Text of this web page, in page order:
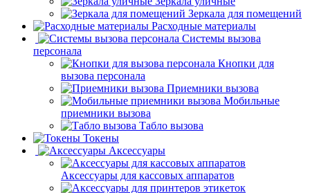
Зеркала для помещений
Расходные материалы
Системы вызова
персонала
Кнопки для
вызова персонала
Приемники вызова
Мобильные
приемники вызова
Табло вызова
Токены
Аксессуары
Аксессуары для кассовых аппаратов